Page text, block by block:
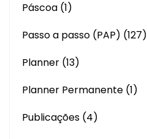
Páscoa (1)
Passo a passo (PAP) (127)
Planner (13)
Planner Permanente (1)
Publicações (4)